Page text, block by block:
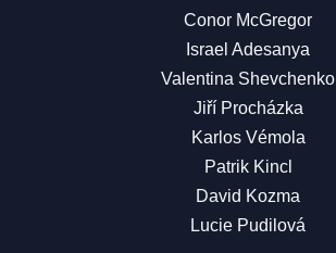
Conor McGregor
Israel Adesanya
Valentina Shevchenko
Jiří Procházka
Karlos Vémola
Patrik Kincl
David Kozma
Lucie Pudilová